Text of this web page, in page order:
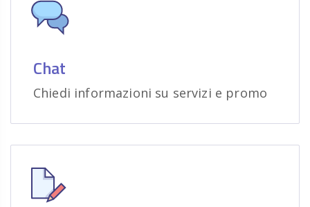
Chat
Chiedi informazioni su servizi e promo